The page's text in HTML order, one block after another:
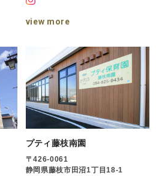
view more
プティ藤枝南園
〒426-0061
静岡県藤枝市田沼1丁目18-1